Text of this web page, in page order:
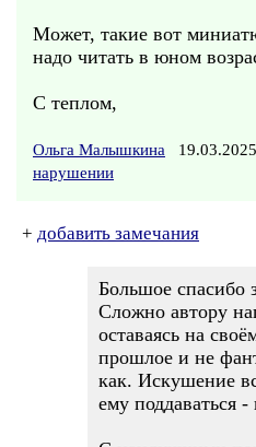
Может, такие вот
надо читать в юном
С теплом,
Ольга Малышкина
нарушении
+ добавить замечания
Большое спасибо
Сложно автору
оставаясь на
прошлое и не
как. Искушение
ему поддаваться -